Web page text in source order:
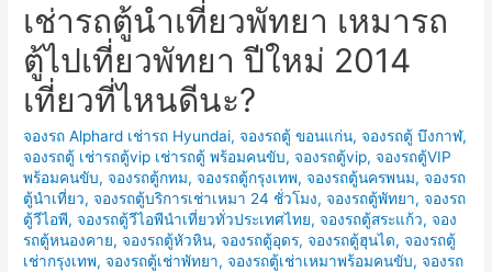
เช่ารถตู้นำเที่ยวพัทยา เหมารถ
ตู้ไปเที่ยวพัทยา ปีใหม่ 2014
เที่ยวที่ไหนดีนะ?
จองรถ Alphard เช่ารถ Hyundai,จองรถตู้ ขอนแก่น,จองรถตู้ บึงกาฬ,
จองรถตู้ เช่ารถตู้vip เช่ารถตู้ พร้อมคนขับ,จองรถตู้vip,จองรถตู้VIP
พร้อมคนขับ,จองรถตู้กทม,จองรถตู้กรุงเทพ,จองรถตู้นครพนม,จองรถ
ตู้นำเที่ยว,จองรถตู้บริการเช่าเหมา 24 ชั่วโมง,จองรถตู้พัทยา,จองรถ
ตู้วีไอพี,จองรถตู้วีไอพีนำเที่ยวทั่วประเทศไทย,จองรถตู้สระแก้ว,จอง
รถตู้หนองคาย,จองรถตู้หัวหิน,จองรถตู้อุดร,จองรถตู้ฮุนได,จองรถตู้
เช่ากรุงเทพ,จองรถตู้เช่าพัทยา,จองรถตู้เช่าเหมาพร้อมคนขับ,จองรถ